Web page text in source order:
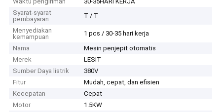
Syarat-syarat
pembayaran
T / T
Menyediakan
kemampuan
1 pcs / 30-35 hari kerja
Nama
Mesin penjepit otomatis
Merek
LESIT
Sumber Daya listrik
380V
Fitur
Mudah, cepat, dan efisien
Kecepatan
Cepat
Motor
1.5KW